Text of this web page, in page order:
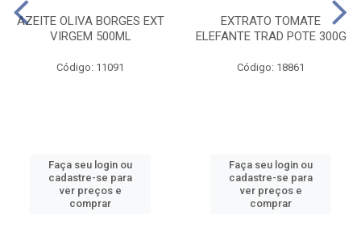
AZEITE OLIVA BORGES EXT
VIRGEM 500ML
Código: 11091
Faça seu login ou
cadastre-se para
ver preços e
comprar
EXTRATO TOMATE
ELEFANTE TRAD POTE 300G
Código: 18861
Faça seu login ou
cadastre-se para
ver preços e
comprar